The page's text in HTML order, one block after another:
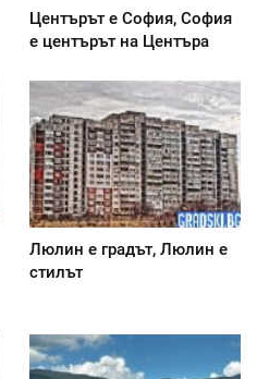
Центърът е София, София
е центърът на Центъра
Люлин е градът, Люлин е
стилът